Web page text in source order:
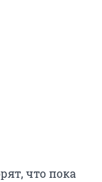
что пока